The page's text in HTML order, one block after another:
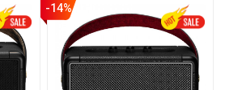
-14%